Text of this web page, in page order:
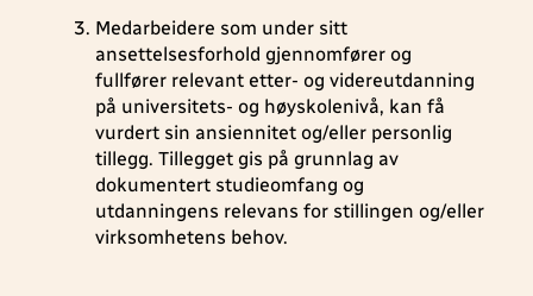
Medarbeidere som under sitt
ansettelsesforhold gjennomfører og
fullfører relevant etter- og videreutdanning
på universitets- og høyskolenivå, kan få
vurdert sin ansiennitet og/eller personlig
tillegg. Tillegget gis på grunnlag av
dokumentert studieomfang og
utdanningens relevans for stillingen og/eller
virksomhetens behov.